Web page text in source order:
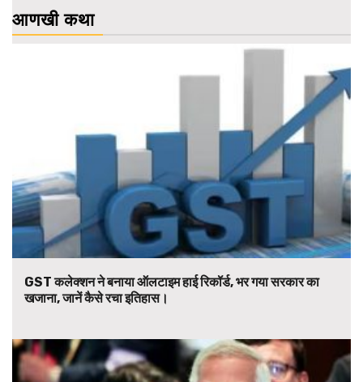
आणखी कथा
GST कलेक्शन ने बनाया ऑलटाइम हाई रिकॉर्ड, भर गया सरकार का
खजाना, जानें कैसे रचा इतिहास।